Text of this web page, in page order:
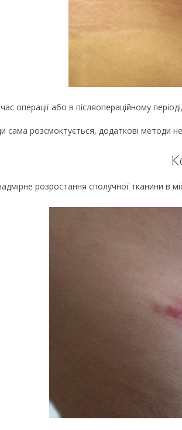
операції або в післяопераційному
сама розсмоктується, додаткові методи
розростання сполучної тканини в